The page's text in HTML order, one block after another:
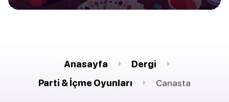
Anasayfa
Dergi
Parti & İçme Oyunları
Canasta